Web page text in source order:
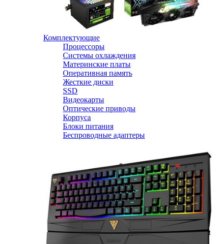
Комплектующие
Процессоры
Системы охлаждения
Материнские платы
Оперативная память
Жесткие диски
SSD
Видеокарты
Оптические приводы
Корпуса
Блоки питания
Беспроводные адаптеры